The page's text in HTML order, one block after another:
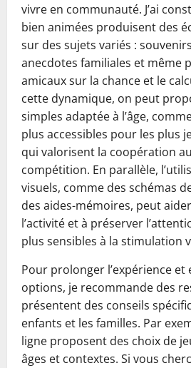
vivre en communauté. J’ai
bien animées produisent des
sur des sujets variés :
anecdotes familiales et même
amicaux sur la chance et le
cette dynamique, on peut
simples adaptée à l’âge,
plus accessibles pour les plus
qui valorisent la coopération
compétition. En parallèle,
visuels, comme des schémas
des aides-mémoires, peut
l’activité et à préserver
plus sensibles à la stimulation
Pour prolonger l’expérience et
options, je recommande des
présentent des conseils
enfants et les familles. Par
ligne proposent des choix de
âges et contextes. Si vous